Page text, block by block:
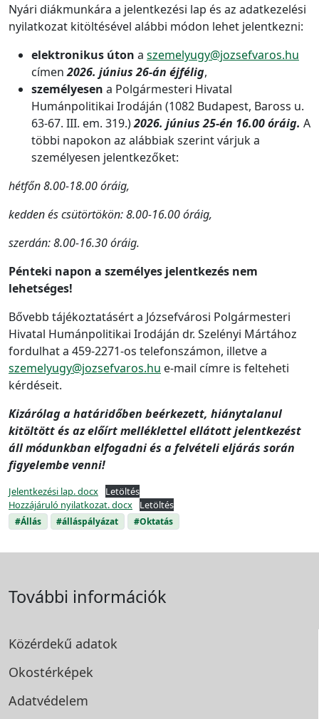
Nyári diákmunkára a jelentkezési lap és az adatkezelési
nyilatkozat kitöltésével alábbi módon lehet jelentkezni:
elektronikus úton a szemelyugy@jozsefvaros.hu
címen2026. június 26-án éjfélig,
személyesen a Polgármesteri Hivatal
Humánpolitikai Irodáján (1082 Budapest, Baross u.
63-67. III. em. 319.)2026. június 25-én 16.00 óráig. A
többi napokon az alábbiak szerint várjuk a
személyesen jelentkezőket:
hétfőn 8.00-18.00 óráig,
kedden és csütörtökön: 8.00-16.00 óráig,
szerdán: 8.00-16.30 óráig.
Pénteki napon a személyes jelentkezés nem
lehetséges!
Bővebb tájékoztatásért a Józsefvárosi Polgármesteri
Hivatal Humánpolitikai Irodáján dr. Szelényi Mártához
fordulhat a 459-2271-os telefonszámon, illetve a
szemelyugy@jozsefvaros.hu e-mail címre is felteheti
kérdéseit.
Kizárólag a határidőben beérkezett, hiánytalanul
kitöltött és az előírt melléklettel ellátott jelentkezést
áll módunkban elfogadni és a felvételi eljárás során
figyelembe venni!
Jelentkezési lap. docx
Letöltés
Hozzájáruló nyilatkozat. docx
Letöltés
#Állás #álláspályázat #Oktatás
További információk
Közérdekű adatok
Okostérképek
Adatvédelem